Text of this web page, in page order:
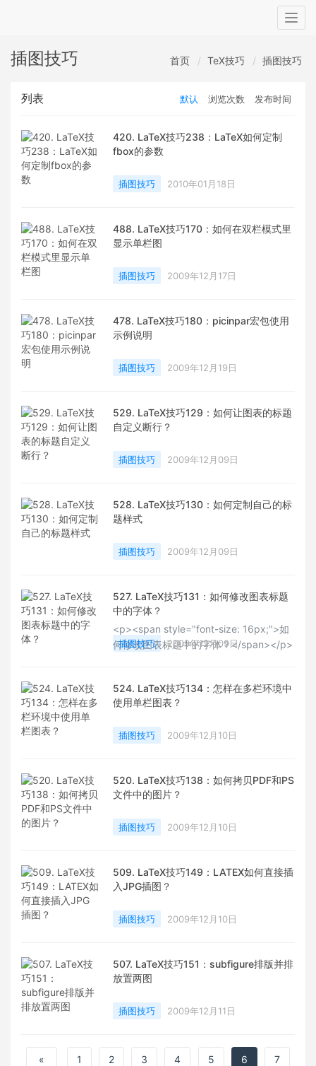
插图技巧 首页 TeX技巧 插图技巧
列表 默认 浏览次数 发布时间
420. LaTeX技巧238：LaTeX如何定制
fbox的参数
插图技巧 2010年01月18日
488. LaTeX技巧170：如何在双栏模式里
显示单栏图
插图技巧 2009年12月17日
478. LaTeX技巧180：picinpar宏包使用
示例说明
插图技巧 2009年12月19日
529. LaTeX技巧129：如何让图表的标题
自定义断行？
插图技巧 2009年12月09日
528. LaTeX技巧130：如何定制自己的标
题样式
插图技巧 2009年12月09日
527. LaTeX技巧131：如何修改图表标题
中的字体？
<p><span style="font-size: 16px;">如
何修改图表标题中的字体？</span></p>
插图技巧 2009年12月09日
524. LaTeX技巧134：怎样在多栏环境中
使用单栏图表？
插图技巧 2009年12月10日
520. LaTeX技巧138：如何拷贝PDF和PS
文件中的图片？
插图技巧 2009年12月10日
509. LaTeX技巧149：LATEX如何直接插
入JPG插图？
插图技巧 2009年12月10日
507. LaTeX技巧151：subfigure排版并排
放置两图
插图技巧 2009年12月11日
« 1 2 3 4 5 6 7